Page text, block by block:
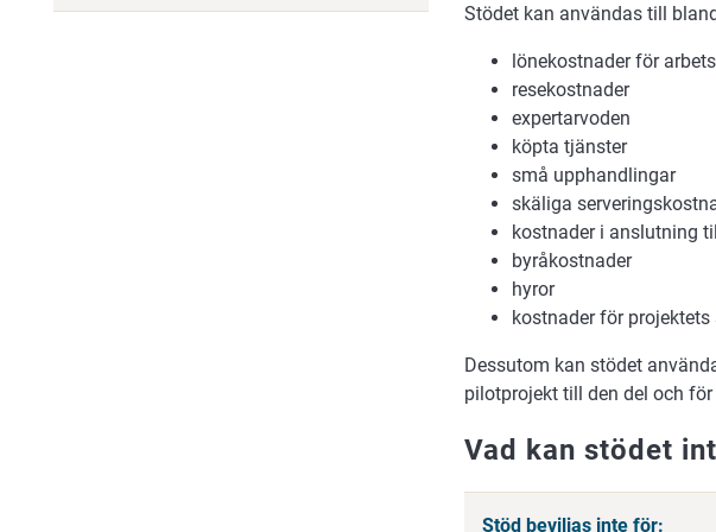
Stödet kan användas till
lönekostnader för
resekostnader
expertarvoden
köpta tjänster
små upphandlingar
skäliga
kostnader i anslutning
byråkostnader
hyror
kostnader för projektets
Dessutom kan stödet
pilotprojekt till den del och
Vad kan stödet
Stöd beviljas inte för: